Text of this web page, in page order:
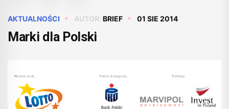
AKTUALNOŚCI AUTOR: BRIEF 01 SIE 2014
Marki dla Polski